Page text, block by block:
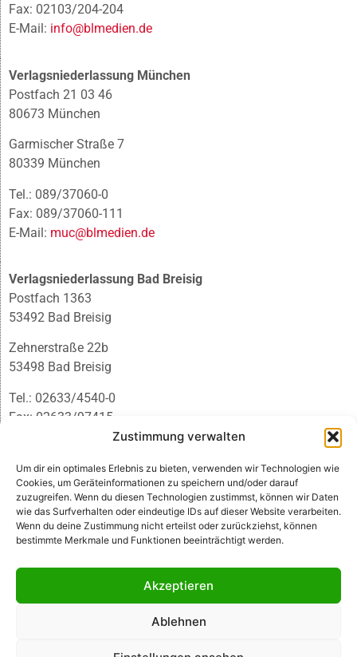
Zustimmung verwalten
Um dir ein optimales Erlebnis zu bieten, verwenden wir Technologien wie
Cookies, um Geräteinformationen zu speichern und/oder darauf
zuzugreifen. Wenn du diesen Technologien zustimmst, können wir Daten
wie das Surfverhalten oder eindeutige IDs auf dieser Website verarbeiten.
Wenn du deine Zustimmung nicht erteilst oder zurückziehst, können
bestimmte Merkmale und Funktionen beeinträchtigt werden.
Akzeptieren
Ablehnen
Fax: 02103/204-204
E-Mail: info@blmedien.de
Verlagsniederlassung München
Postfach 21 03 46
80673 München
Garmischer Straße 7
80339 München
Tel.: 089/37060-0
Fax: 089/37060-111
E-Mail: muc@blmedien.de
Verlagsniederlassung Bad Breisig
Postfach 1363
53492 Bad Breisig
Zehnerstraße 22b
53498 Bad Breisig
Tel.: 02633/4540-0
Fax: 02633/97415
infobb@blmedien.de